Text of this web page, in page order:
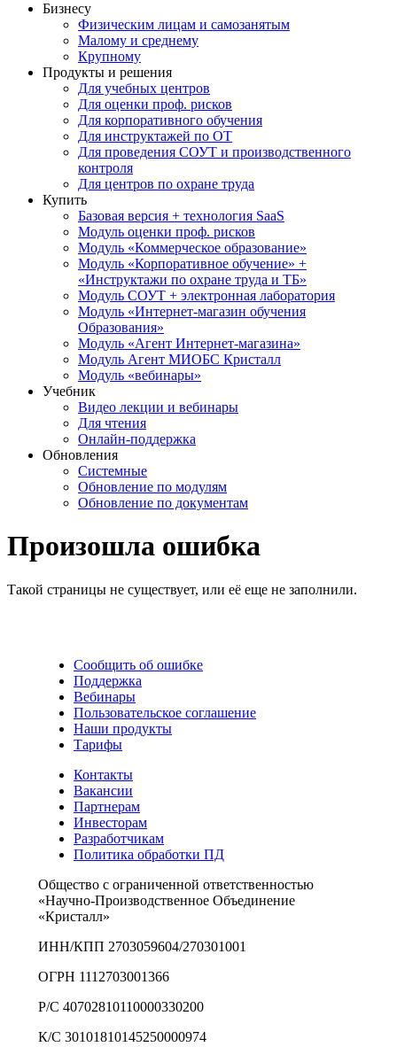
Бизнесу
Физическим лицам и самозанятым
Малому и среднему
Крупному
Продукты и решения
Для учебных центров
Для оценки проф. рисков
Для корпоративного обучения
Для инструктажей по ОТ
Для проведения СОУТ и производственного
контроля
Для центров по охране труда
Купить
Базовая версия + технология SaaS
Модуль оценки проф. рисков
Модуль «Коммерческое образование»
Модуль «Корпоративное обучение» +
«Инструктажи по охране труда и ТБ»
Модуль СОУТ + электронная лаборатория
Модуль «Интернет-магазин обучения
Образования»
Модуль «Агент Интернет-магазина»
Модуль Агент МИОБС Кристалл
Модуль «вебинары»
Учебник
Видео лекции и вебинары
Для чтения
Онлайн-поддержка
Обновления
Системные
Обновление по модулям
Обновление по документам
Произошла ошибка
Такой страницы не существует, или её еще не заполнили.
Сообщить об ошибке
Поддержка
Вебинары
Пользовательское соглашение
Наши продукты
Тарифы
Контакты
Вакансии
Партнерам
Инвесторам
Разработчикам
Политика обработки ПД
Общество с ограниченной ответственностью
«Научно-Производственное Объединение
«Кристалл»
ИНН/КПП 2703059604/270301001
ОГРН 1112703001366
Р/С 40702810110000330200
К/С 30101810145250000974